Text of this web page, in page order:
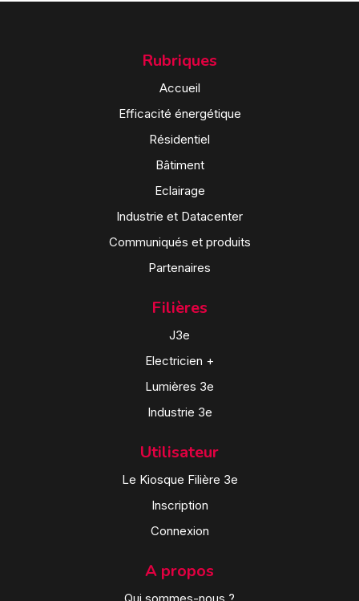
Rubriques
Accueil
Efficacité énergétique
Résidentiel
Bâtiment
Eclairage
Industrie et Datacenter
Communiqués et produits
Partenaires
Filières
J3e
Electricien +
Lumières 3e
Industrie 3e
Utilisateur
Le Kiosque Filière 3e
Inscription
Connexion
A propos
Qui sommes-nous ?